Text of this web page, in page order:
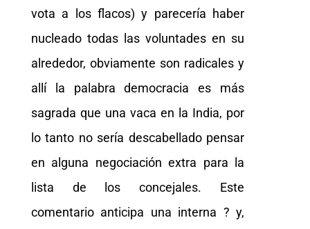
vota a los flacos) y parecería haber
nucleado todas las voluntades en su
alrededor, obviamente son radicales y
allí la palabra democracia es más
sagrada que una vaca en la India, por
lo tanto no sería descabellado pensar
en alguna negociación extra para la
lista de los concejales. Este
comentario anticipa una interna ? y,